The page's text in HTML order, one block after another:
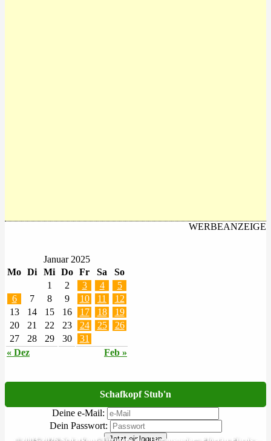
WERBEANZEIGE
Januar 2025
Mo Di Mi Do Fr Sa So
« Dez Feb »
1 2 3 4
5
6
7 8 9 10 11
12
13
14 15 16 17 18
19
20
21 22 23 24 25
26
27
28 29 30 31
Schafkopf Stub'n
Deine e-Mail:
Dein Passwort:
Jetzt einloggen